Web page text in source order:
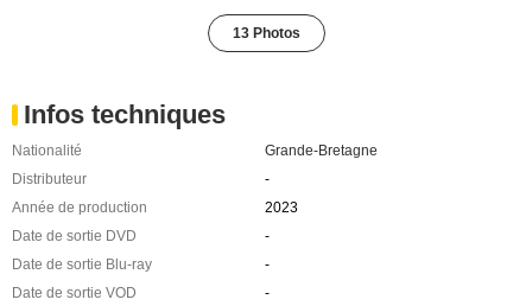
13 Photos
Infos techniques
Nationalité
Grande-Bretagne
Distributeur
-
Année de production
2023
Date de sortie DVD
-
Date de sortie Blu-ray
-
Date de sortie VOD
-